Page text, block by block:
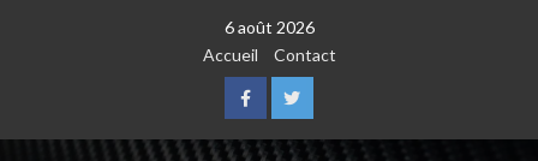
6 août 2026
Accueil
Contact
FacebookTwitter